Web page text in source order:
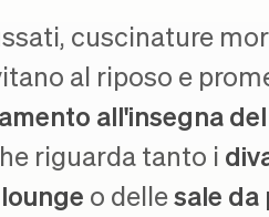
cuscinature
al riposo e
all'insegna
riguarda tanto i
o delle sale da